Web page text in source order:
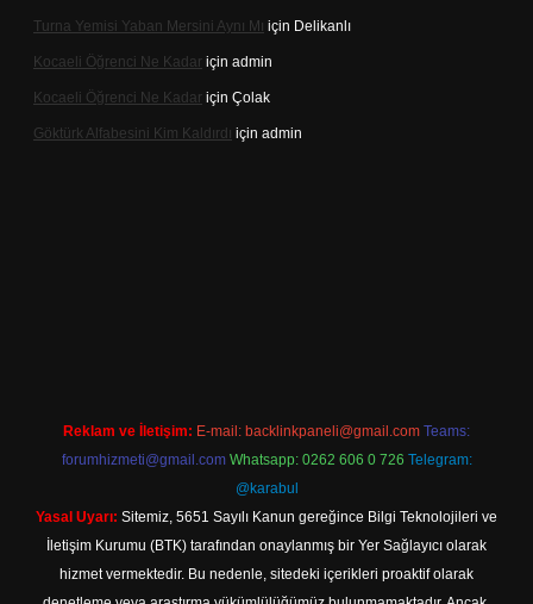
Turna Yemisi Yaban Mersini Aynı Mı için Delikanlı
Kocaeli Öğrenci Ne Kadar için admin
Kocaeli Öğrenci Ne Kadar için Çolak
Göktürk Alfabesini Kim Kaldırdı için admin
Reklam ve İletişim: E-mail: backlinkpaneli@gmail.com Teams:
forumhizmeti@gmail.com Whatsapp: 0262 606 0 726 Telegram:
@karabul
Yasal Uyarı: Sitemiz, 5651 Sayılı Kanun gereğince Bilgi Teknolojileri ve
İletişim Kurumu (BTK) tarafından onaylanmış bir Yer Sağlayıcı olarak
hizmet vermektedir. Bu nedenle, sitedeki içerikleri proaktif olarak